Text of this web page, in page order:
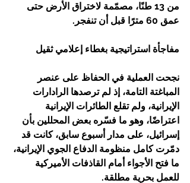
من 13 طنًا، مصمّمة لاختراق الأرض حتى
عمق 60 مترًا قبل أن تنفجر.
مفاجأة استراتيجية بغطاء إعلامي ثقيل
نجحت العملية في الحفاظ على عنصر
المباغتة التامة، إذ لم ترصدها الرادارات
الإيرانية، ولم تقلع الطائرات الإيرانية
اعتراضًا، وهو ما فسّره بعض المحللين بأن
إسرائيل، على مدار أسبوع سابق، كانت قد
دمّرت كامل منظومة الدفاع الجوي الإيرانية،
ما فتح الأجواء أمام القاذفات الأميركية
للعمل بحرية مطلقة.